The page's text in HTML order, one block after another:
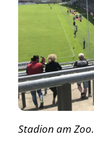
Stadion am Zoo.